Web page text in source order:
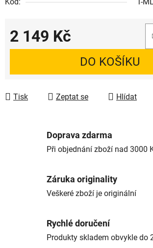
2 149 Kč
Měrná cena:
DO KOŠÍKU
Tisk Zeptat se Hlídat
Doprava zdarma
Při objednání zboží nad 3000
Záruka originality
Veškeré zboží je originální
Rychlé doručení
Produkty skladem obvykle do